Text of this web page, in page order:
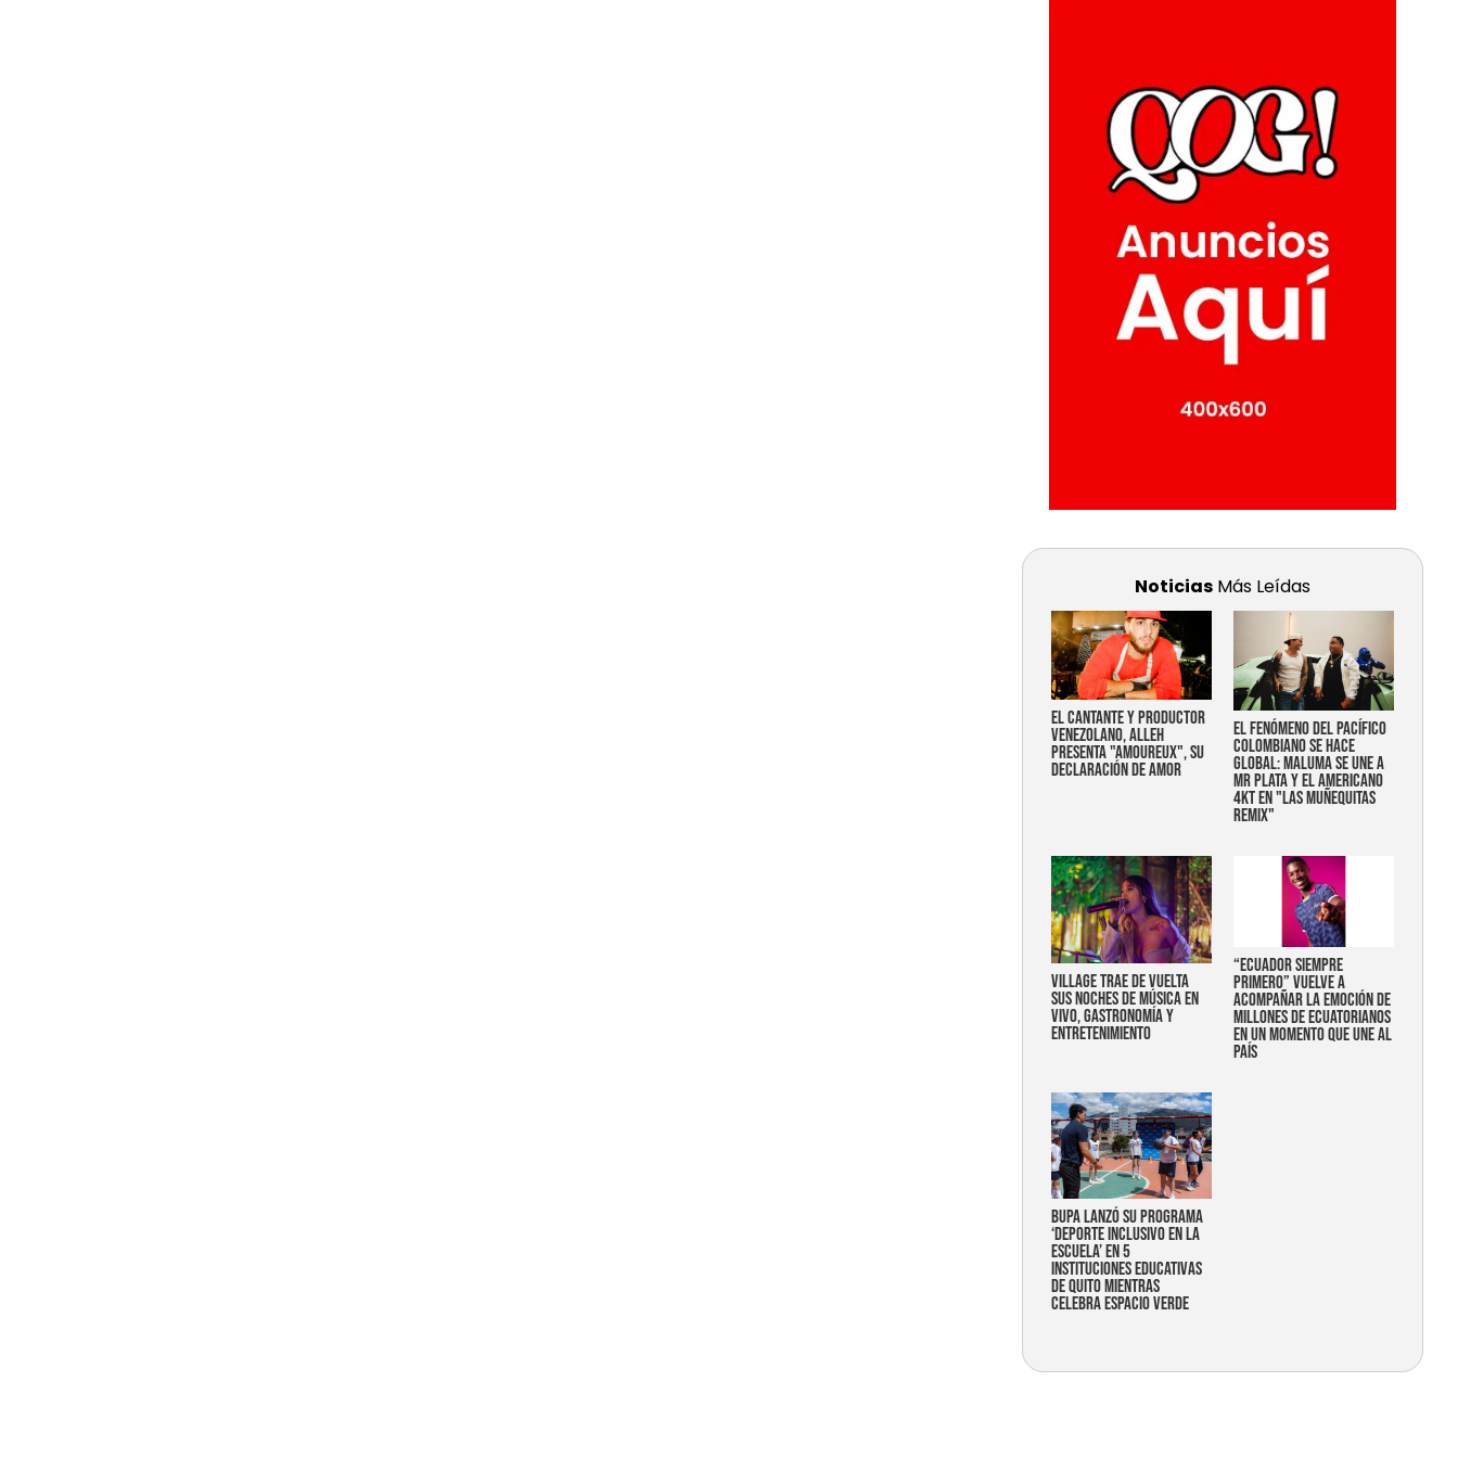
Noticias Más Leídas
EL CANTANTE Y PRODUCTOR
VENEZOLANO, ALLEH
PRESENTA "AMOUREUX", SU
DECLARACIÓN DE AMOR
EL FENÓMENO DEL PACÍFICO
COLOMBIANO SE HACE
GLOBAL: MALUMA SE UNE A
MR PLATA Y EL AMERICANO
4KT EN "LAS MUÑEQUITAS
REMIX"
Village trae de vuelta
sus noches de música en
vivo, gastronomía y
entretenimiento
“Ecuador siempre
primero” vuelve a
acompañar la emoción de
millones de ecuatorianos
en un momento que une al
país
Bupa lanzó su programa
‘Deporte Inclusivo en la
Escuela’ en 5
instituciones educativas
de Quito mientras
celebra espacio verde